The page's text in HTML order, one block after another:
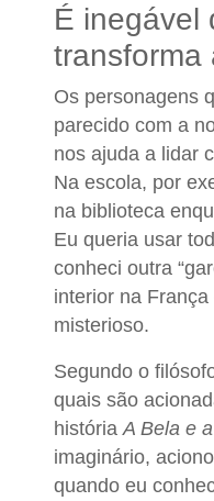
É inegável
transforma
Os personagens
parecido com a
nos ajuda a lidar
Na escola, por
na biblioteca
Eu queria usar
conheci outra
interior na
misterioso.
Segundo o
quais são
história A Bela e
imaginário,
quando eu